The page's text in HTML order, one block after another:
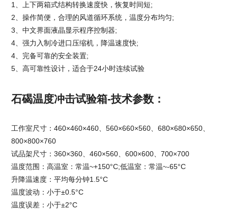
1、上下两箱式结构转换速度快，恢复时间短;
2、操作简便，合理的风道循环系统，温度分布均匀;
3、中文界面液晶显示程序控制器;
4、强力入制冷进口压缩机，降温速度快;
4、完备可靠的安全装置;
5、高可靠性设计，适合于24小时连续试验
石碣温度冲击试验箱-技术参数：
工作室尺寸：460×460×460、560×660×560、680×680×650、
800×800×760
试品架尺寸：360×360、460×560、600×600、700×700
温度范围：高温室：常温~+150°C;低温室：常温~-65°C
升降温速度：平均每分钟1.5°C
温度波动：小于±0.5°C
温度误差：小于±2°C